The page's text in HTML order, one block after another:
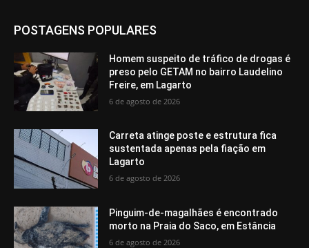
POSTAGENS POPULARES
Homem suspeito de tráfico de drogas é
preso pelo GETAM no bairro Laudelino
Freire, em Lagarto
6 de agosto de 2026
Carreta atinge poste e estrutura fica
sustentada apenas pela fiação em
Lagarto
6 de agosto de 2026
Pinguim-de-magalhães é encontrado
morto na Praia do Saco, em Estância
6 de agosto de 2026